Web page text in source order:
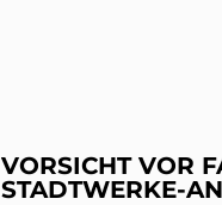
VORSICHT VOR
STADTWERKE-